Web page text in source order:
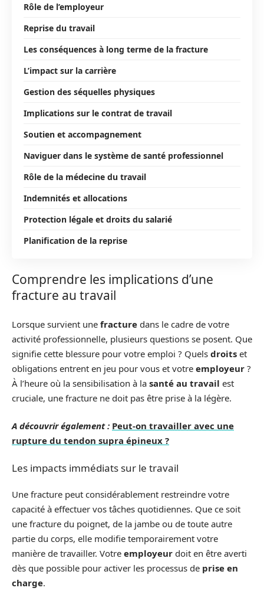
Rôle de l’employeur
Reprise du travail
Les conséquences à long terme de la fracture
L’impact sur la carrière
Gestion des séquelles physiques
Implications sur le contrat de travail
Soutien et accompagnement
Naviguer dans le système de santé professionnel
Rôle de la médecine du travail
Indemnités et allocations
Protection légale et droits du salarié
Planification de la reprise
Comprendre les implications d’une
fracture au travail
Lorsque survient une fracture dans le cadre de votre
activité professionnelle, plusieurs questions se posent. Que
signifie cette blessure pour votre emploi ? Quels droits et
obligations entrent en jeu pour vous et votre employeur ?
À l’heure où la sensibilisation à la santé au travail est
cruciale, une fracture ne doit pas être prise à la légère.
A découvrir également : Peut-on travailler avec une
rupture du tendon supra épineux ?
Les impacts immédiats sur le travail
Une fracture peut considérablement restreindre votre
capacité à effectuer vos tâches quotidiennes. Que ce soit
une fracture du poignet, de la jambe ou de toute autre
partie du corps, elle modifie temporairement votre
manière de travailler. Votre employeur doit en être averti
dès que possible pour activer les processus de prise en
charge.